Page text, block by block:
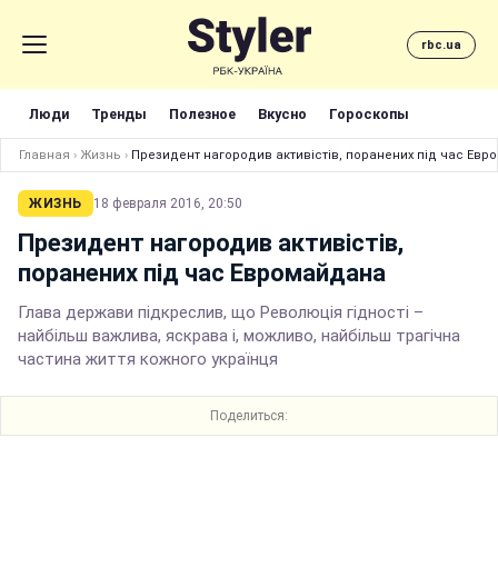
rbc.ua
Люди Тренды Полезное Вкусно Гороскопы
Главная › Жизнь › Президент нагородив активістів, поранених під час
ЖИЗНЬ 18 февраля 2016, 20:50
Президент нагородив активістів,
поранених під час Евромайдана
Глава держави підкреслив, що Революція гідності –
найбільш важлива, яскрава і, можливо, найбільш трагічна
частина життя кожного українця
Поделиться: